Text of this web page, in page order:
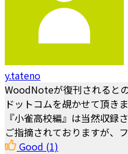
y.tateno
WoodNoteが復刊されると
ドットコムを覘かせて頂き
『小雀高校編』は当然収録
ご指摘されておりますが、
Good (1)